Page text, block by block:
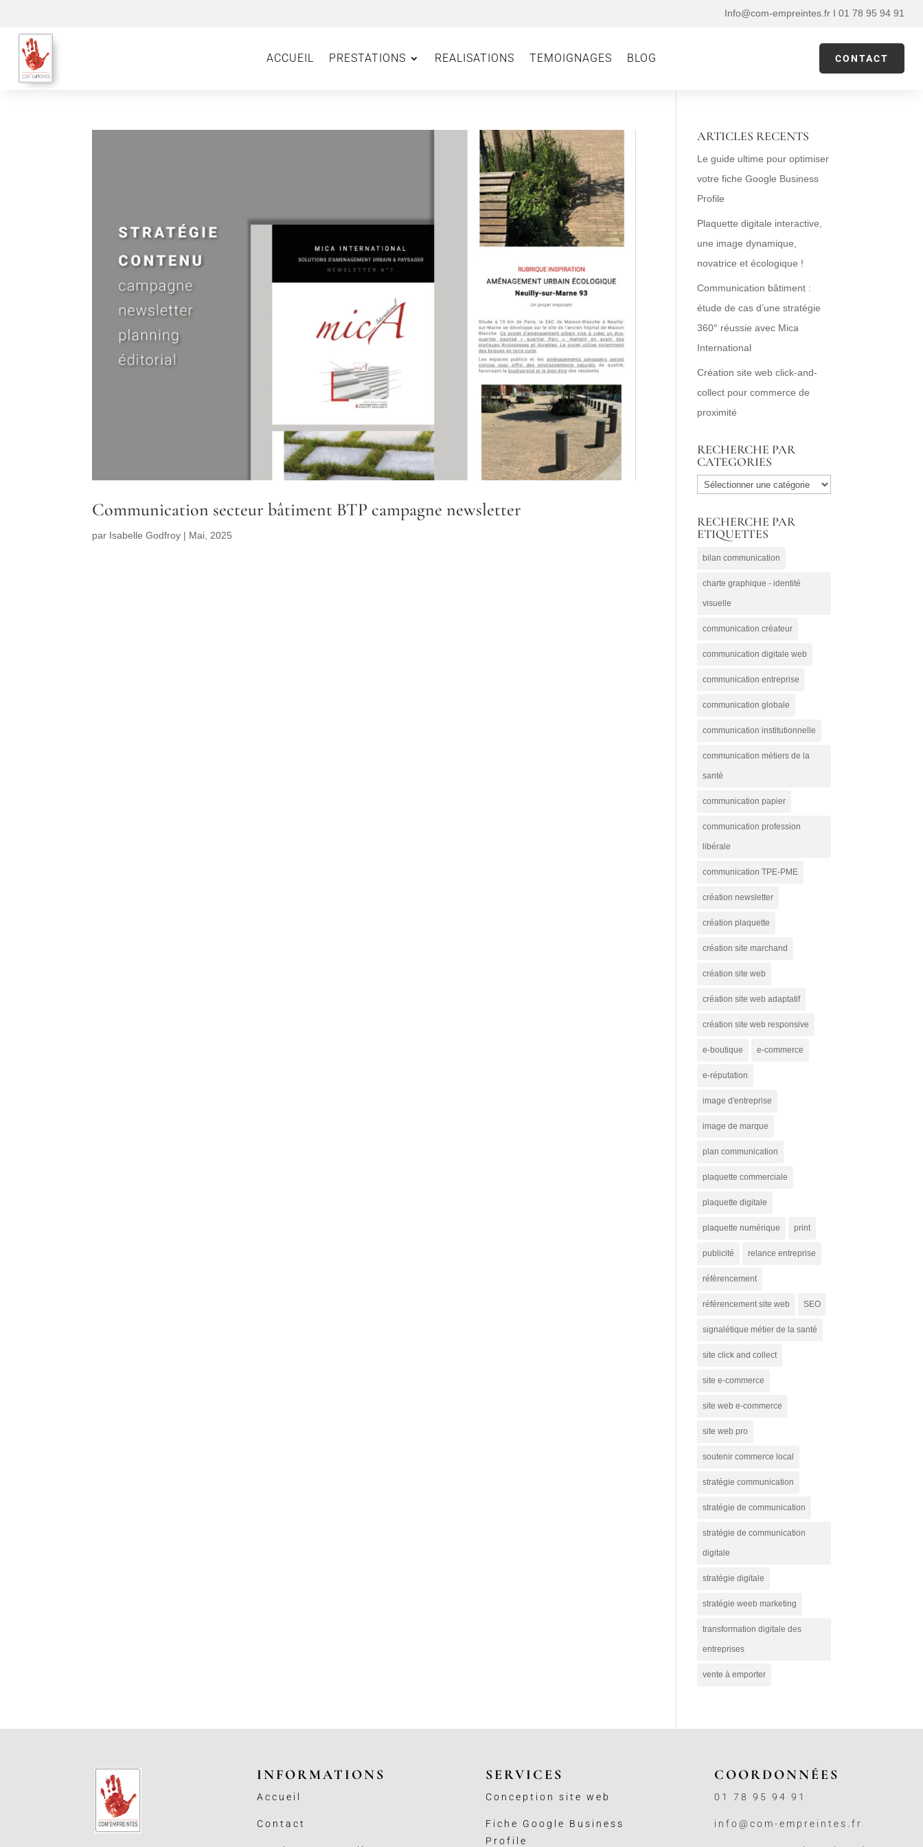
Info@com-empreintes.fr I 01 78 95 94 91
ACCUEIL PRESTATIONS REALISATIONS TEMOIGNAGES BLOG CONTACT
Communication secteur bâtiment BTP campagne newsletter
par Isabelle Godfroy | Mai, 2025
ARTICLES RECENTS
Le guide ultime pour optimiser
votre fiche Google Business
Profile
Plaquette digitale interactive,
une image dynamique,
novatrice et écologique !
Communication bâtiment :
étude de cas d’une stratégie
360° réussie avec Mica
International
Création site web click-and-
collect pour commerce de
proximité
RECHERCHE PAR
CATEGORIES
RECHERCHE
CATEGORIES
RECHERCHE PAR
ETIQUETTES
bilan communication
charte graphique - identité
visuelle
communication créateur
communication digitale web
communication entreprise
communication globale
communication institutionnelle
communication métiers de la
santé
communication papier
communication profession
libérale
communication TPE-PME
création newsletter
création plaquette
création site marchand
création site web
création site web adaptatif
création site web responsive
e-boutique e-commerce
e-réputation
image d'entreprise
image de marque
plan communication
plaquette commerciale
plaquette digitale
plaquette numérique print
publicité relance entreprise
référencement
référencement site web SEO
signalétique métier de la santé
site click and collect
site e-commerce
site web e-commerce
site web pro
soutenir commerce local
stratégie communication
stratégie de communication
stratégie de communication
digitale
stratégie digitale
stratégie weeb marketing
transformation digitale des
entreprises
vente à emporter
INFORMATIONS
Accueil
Contact
SERVICES
Conception site web
Fiche Google Business
Profile
COORDONNÉES
01 78 95 94 91
info@com-empreintes.fr